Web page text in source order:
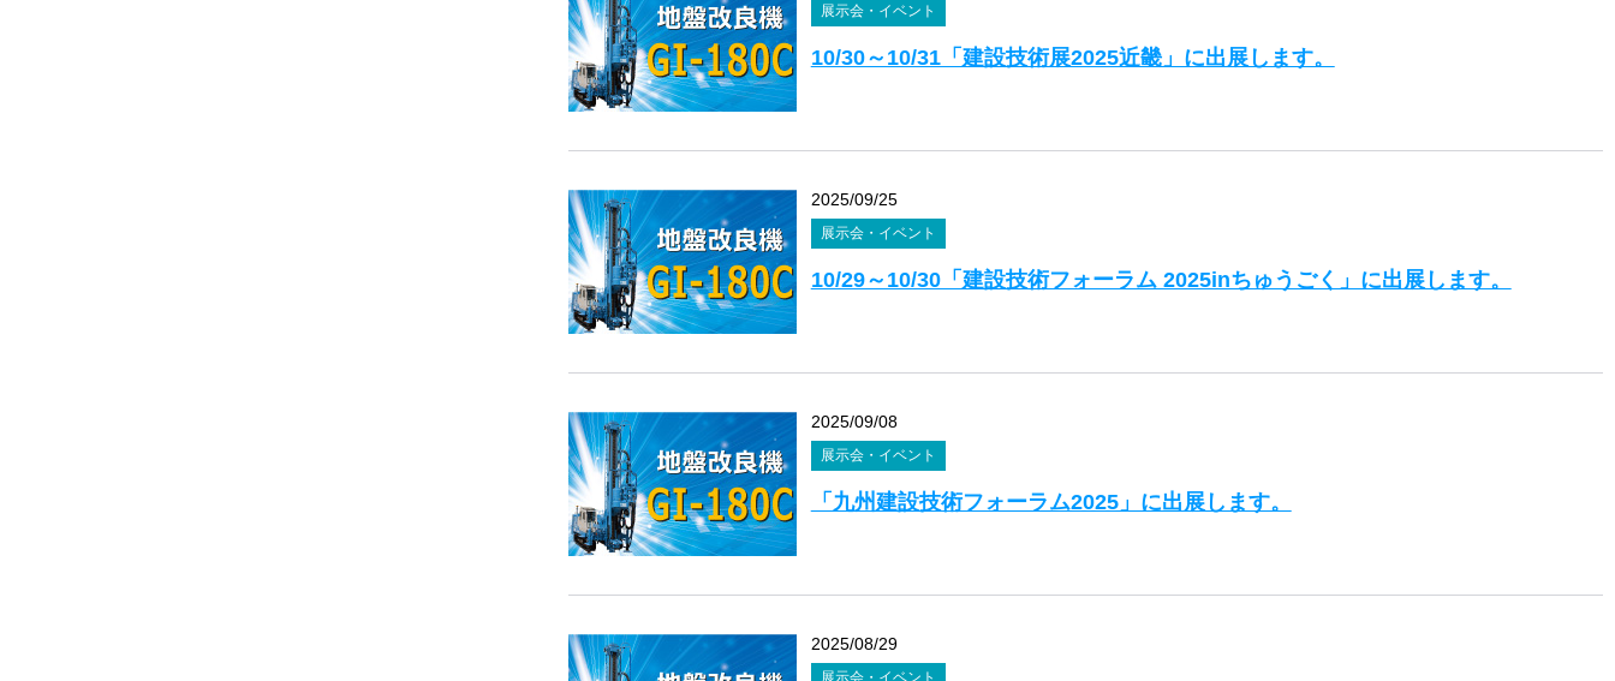
展示会・イベント
10/30～10/31「建設技術展2025近畿」に出展します。
2025/09/25
展示会・イベント
10/29～10/30「建設技術フォーラム 2025inちゅうごく」に出展します。
2025/09/08
展示会・イベント
「九州建設技術フォーラム2025」に出展します。
2025/08/29
展示会・イベント